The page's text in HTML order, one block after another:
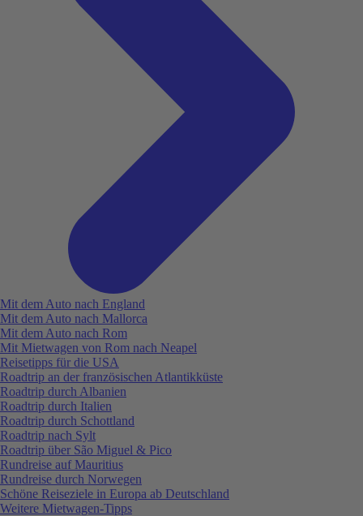
Mit dem Auto nach England
Mit dem Auto nach Mallorca
Mit dem Auto nach Rom
Mit Mietwagen von Rom nach Neapel
Reisetipps für die USA
Roadtrip an der französischen Atlantikküste
Roadtrip durch Albanien
Roadtrip durch Italien
Roadtrip durch Schottland
Roadtrip nach Sylt
Roadtrip über São Miguel & Pico
Rundreise auf Mauritius
Rundreise durch Norwegen
Schöne Reiseziele in Europa ab Deutschland
Weitere Mietwagen-Tipps